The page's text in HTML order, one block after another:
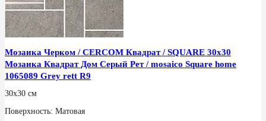
Мозаика Черком / CERCOM Квадрат / SQUARE 30x30
Мозаика Квадрат Дом Серый Рет / mosaico Square home
1065089 Grey rett R9
30x30 см
Поверхность: Матовая